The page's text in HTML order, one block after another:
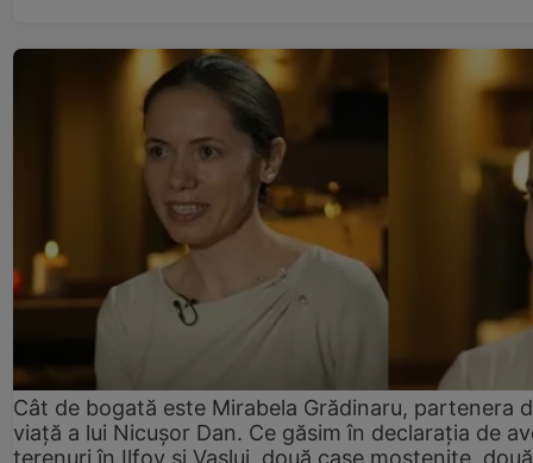
Cât de bogată este Mirabela Grădinaru, partenera
viață a lui Nicușor Dan. Ce găsim în declarația de
terenuri în Ilfov și Vaslui, două case moștenite, două